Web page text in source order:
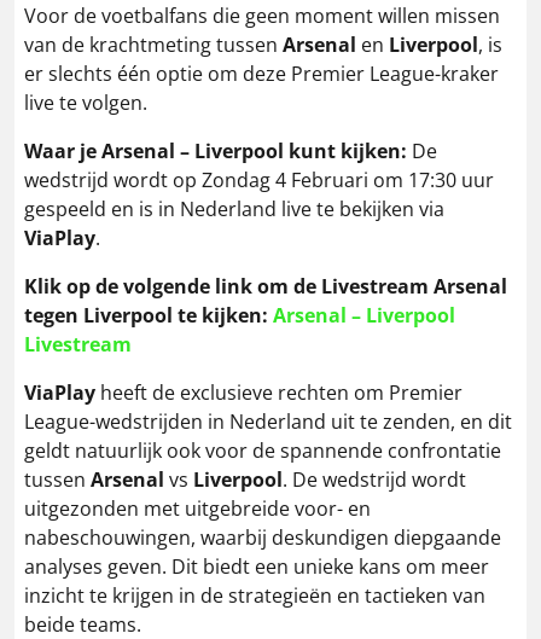
Voor de voetbalfans die geen moment willen missen
van de krachtmeting tussen Arsenal en Liverpool, is
er slechts één optie om deze Premier League-kraker
live te volgen.
Waar je Arsenal – Liverpool kunt kijken: De
wedstrijd wordt op Zondag 4 Februari om 17:30 uur
gespeeld en is in Nederland live te bekijken via
ViaPlay.
Klik op de volgende link om de Livestream Arsenal
tegen Liverpool te kijken: Arsenal – Liverpool
Livestream
ViaPlay heeft de exclusieve rechten om Premier
League-wedstrijden in Nederland uit te zenden, en dit
geldt natuurlijk ook voor de spannende confrontatie
tussen Arsenal vs Liverpool. De wedstrijd wordt
uitgezonden met uitgebreide voor- en
nabeschouwingen, waarbij deskundigen diepgaande
analyses geven. Dit biedt een unieke kans om meer
inzicht te krijgen in de strategieën en tactieken van
beide teams.